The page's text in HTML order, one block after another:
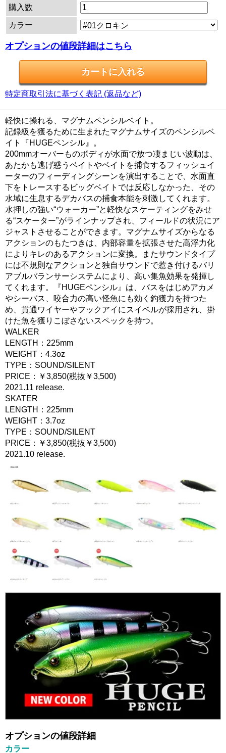
購入数
カラー
オプションの値段詳細はこちら
特定商取引法に基づく表記 (返品など)
軽快に操れる、マグナムペンシルベイト。
記録級を獲るために生まれたマグナムサイズのペンシルベ
イト『HUGEペンシル』。
200mmオーバーものボディが水面で放つ凄まじい波動は、
あたかも逃げ惑うベイトやベイトを捕食するフィッシュイ
ーターのフィーディングシーンを演出することで、水面直
下をトレースするビッグベイトでは反応しなかった、その
水域に生息するデカバスの捕食本能を刺激してくれます。
水押しの強い“ウォーカー”と軽快なスケーティングをみせ
る“スケーター”がラインナップされ、フィールドの状況にア
ジャストさせることができます。マグナムサイズからなる
アクションのもたつきは、内部容量を拡張させた高浮力化
によりキレのあるアクションに変換。またサウンドタイプ
には不規則なアクションと独自サウンドで惹き付けるバリ
アブルバランサーシステムにより、高い集魚効果を発揮し
てくれます。『HUGEペンシル』は、バスをはじめアカメ
やシーバス、咬合力の高い怪魚にも効く釣獲力を持つた
め、貫通ワイヤーやフックアイにスイベルが採用され、掛
けた魚を獲りこぼさないスペックを持つ。
WALKER
LENGTH：225mm
WEIGHT：4.3oz
TYPE：SOUND/SILENT
PRICE：￥3,850(税抜￥3,500)
2021.11 release.
SKATER
LENGTH：225mm
WEIGHT：3.7oz
TYPE：SOUND/SILENT
PRICE：￥3,850(税抜￥3,500)
2021.10 release.
オプションの値段詳細
カラー